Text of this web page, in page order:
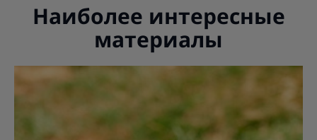
Наиболее интересные
материалы